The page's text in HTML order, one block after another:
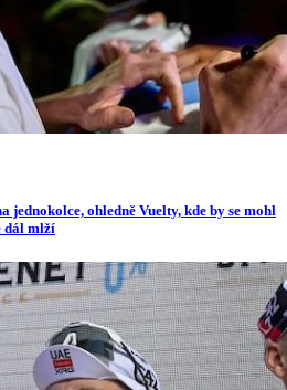
jednokolce, ohledně Vuelty, kde by se mohl
dál mlží